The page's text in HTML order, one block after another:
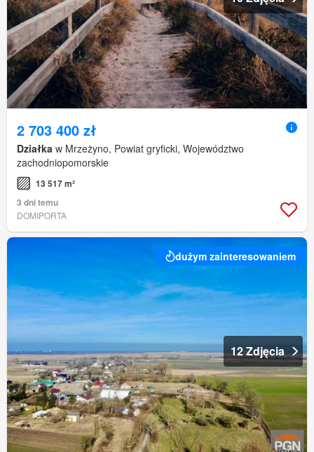
2 703 400 zł
Działka w Mrzeżyno, Powiat gryficki, Województwo
zachodniopomorskie
13 517 m²
3 dni temu
DOMIPORTA
dużym zainteresowaniem
12 Zdjęcia